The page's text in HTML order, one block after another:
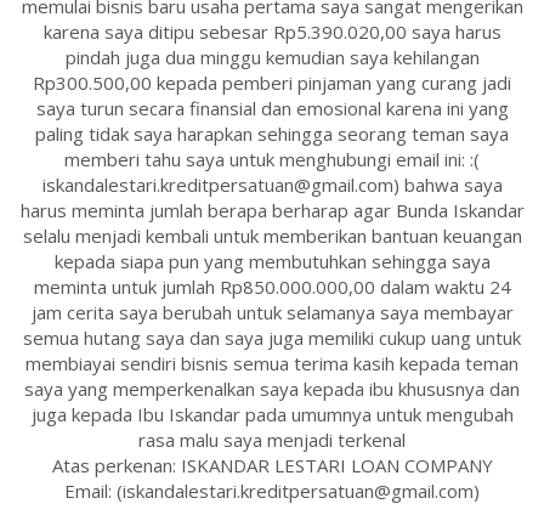
memulai bisnis baru usaha pertama saya sangat mengerikan
karena saya ditipu sebesar Rp5.390.020,00 saya harus
pindah juga dua minggu kemudian saya kehilangan
Rp300.500,00 kepada pemberi pinjaman yang curang jadi
saya turun secara finansial dan emosional karena ini yang
paling tidak saya harapkan sehingga seorang teman saya
memberi tahu saya untuk menghubungi email ini: :(
iskandalestari.kreditpersatuan@gmail.com) bahwa saya
harus meminta jumlah berapa berharap agar Bunda Iskandar
selalu menjadi kembali untuk memberikan bantuan keuangan
kepada siapa pun yang membutuhkan sehingga saya
meminta untuk jumlah Rp850.000.000,00 dalam waktu 24
jam cerita saya berubah untuk selamanya saya membayar
semua hutang saya dan saya juga memiliki cukup uang untuk
membiayai sendiri bisnis semua terima kasih kepada teman
saya yang memperkenalkan saya kepada ibu khususnya dan
juga kepada Ibu Iskandar pada umumnya untuk mengubah
rasa malu saya menjadi terkenal
Atas perkenan: ISKANDAR LESTARI LOAN COMPANY
Email: (iskandalestari.kreditpersatuan@gmail.com)